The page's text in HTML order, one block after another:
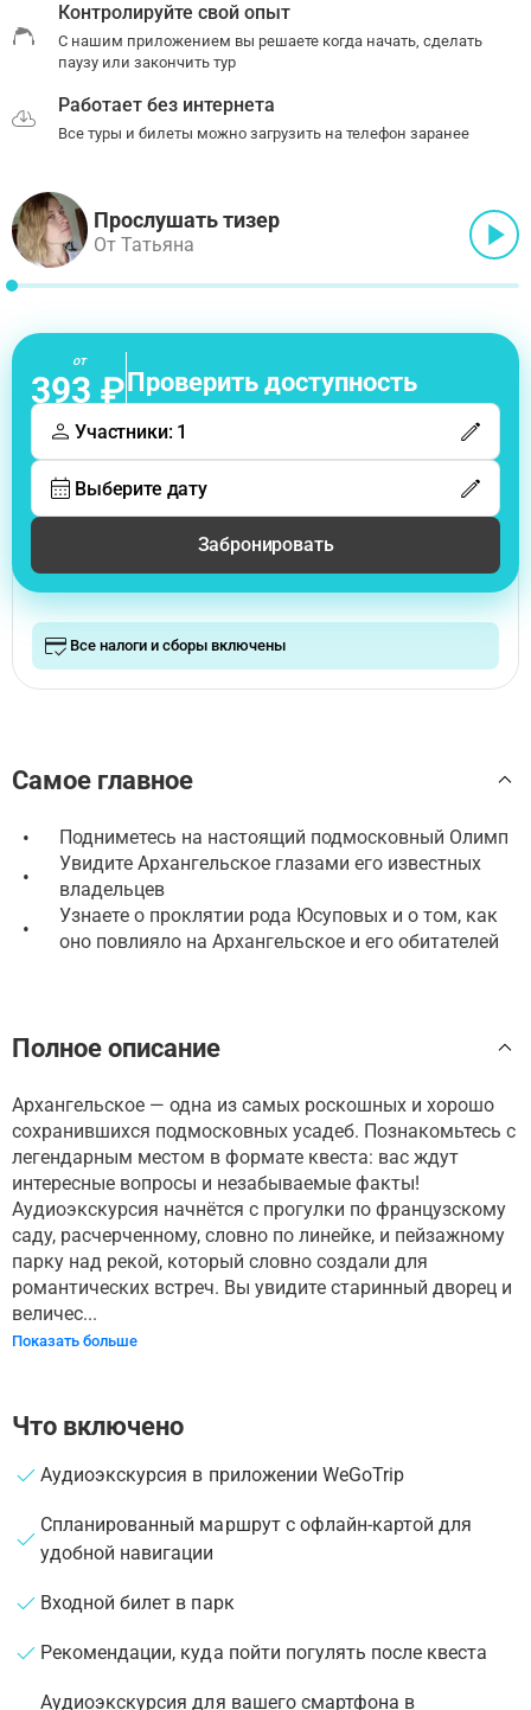
Контролируйте свой опыт
С нашим приложением вы решаете когда начать, сделать
паузу или закончить тур
Работает без интернета
Все туры и билеты можно загрузить на телефон заранее
Прослушать тизер
От Татьяна
от
393 ₽Проверить доступность
Участники: 1
Выберите дату
Забронировать
Все налоги и сборы включены
Самое главное
• Подниметесь на настоящий подмосковный Олимп
•
Увидите Архангельское глазами его известных
владельцев
•
Узнаете о проклятии рода Юсуповых и о том, как
оно повлияло на Архангельское и его обитателей
Полное описание
Архангельское — одна из самых роскошных и хорошо
сохранившихся подмосковных усадеб. Познакомьтесь с
легендарным местом в формате квеста: вас ждут
интересные вопросы и незабываемые факты!
Аудиоэкскурсия начнётся с прогулки по французскому
саду, расчерченному, словно по линейке, и пейзажному
парку над рекой, который словно создали для
романтических встреч. Вы увидите старинный дворец и
величес...
Показать больше
Что включено
Аудиоэкскурсия в приложении WeGoTrip
Спланированный маршрут с офлайн-картой для
удобной навигации
Входной билет в парк
Рекомендации, куда пойти погулять после квеста
Аудиоэкскурсия для вашего смартфона в